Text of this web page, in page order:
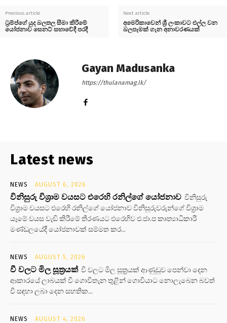
Previous article
ට්‍රම්ප්ගේ යුද බලතල සීමා කිරීමේ
යෝජනාව සෙනට් සභාවේදී පරදී
Next article
අමෙරිකාවෙන් ශ්‍රී ලංකාවට එල්ල වන
බලපෑමක් ගැන අනාවරණයක්
Gayan Madusanka
https://thulanamag.lk/
Latest news
NEWS AUGUST 6, 2026
විනිසුරු විශ්‍රාම වයසට එරෙහි රනිල්ගේ යෝජනාව විනිසුරු
විශ්‍රාම වයසට එරෙහි රනිල්ගේ යෝජනාව විනිසුරුවරුන්ගේ විශ්‍රාම
යෑමේ වයස වැඩි කිරීමේ තීරණයට එරෙහිව එ.ජා.ප කෘත්‍යාධිකාරී
මණ්ඩලයේදී යෝජනාවක් සම්මත කර...
NEWS AUGUST 5, 2026
වී වලට මිල සූත්‍රයක් වී වලට මිල සූත්‍රයක් ආණුඩුව පෙන්වා දෙන
ආකාරයේ ලාබයක් වී ගොවිතැන තුළින් ගොවියාට නොලැබෙන බවත්
වී සඳහා ලබා දෙන සහතික...
NEWS AUGUST 4, 2026